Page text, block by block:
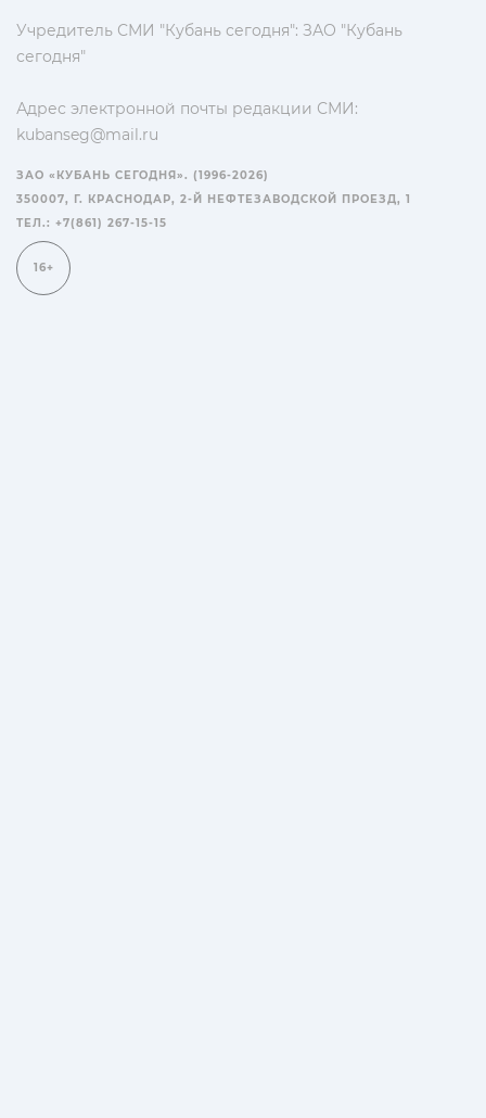
Учредитель СМИ "Кубань сегодня": ЗАО "Кубань
сегодня"
Адрес электронной почты редакции СМИ:
kubanseg@mail.ru
ЗАО «КУБАНЬ СЕГОДНЯ». (1996-2026)
350007, Г. КРАСНОДАР, 2-Й НЕФТЕЗАВОДСКОЙ ПРОЕЗД, 1
ТЕЛ.: +7(861) 267-15-15
16+